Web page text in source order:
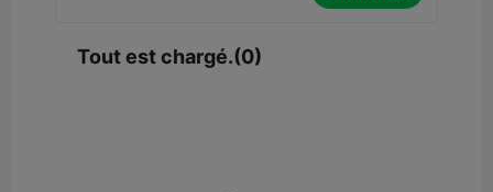
Tout est chargé.(0)